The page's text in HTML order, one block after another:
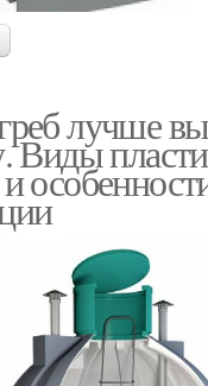
лучше
Виды